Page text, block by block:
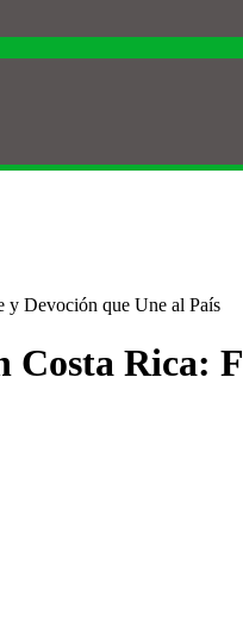
y Devoción que Une al País
Rica: